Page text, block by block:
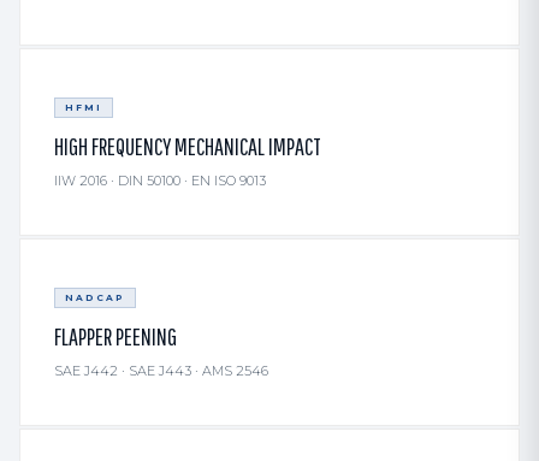
HFMI
HIGH FREQUENCY MECHANICAL IMPACT
IIW 2016 · DIN 50100 · EN ISO 9013
NADCAP
FLAPPER PEENING
SAE J442 · SAE J443 · AMS 2546